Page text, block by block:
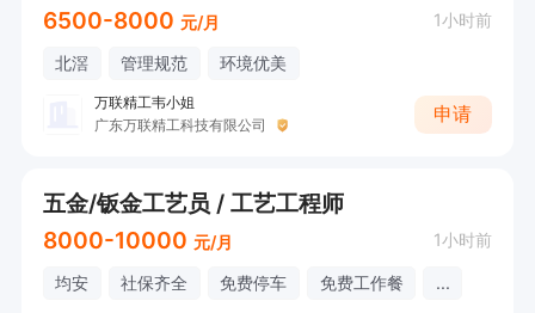
6500-8000 元/月 1小时前
北滘 管理规范 环境优美
万联精工韦小姐
广东万联精工科技有限公司
申请
五金/钣金工艺员 / 工艺工程师
8000-10000 元/月 1小时前
均安 社保齐全 免费停车 免费工作餐 ...